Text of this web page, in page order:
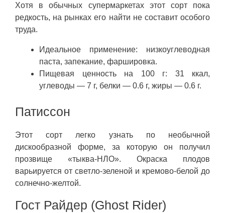
Хотя в обычных супермаркетах этот сорт пока
редкость, на рынках его найти не составит особого
труда.
Идеальное применение: низкоуглеводная
паста, запекание, фаршировка.
Пищевая ценность на 100 г: 31 ккал,
углеводы — 7 г, белки — 0.6 г, жиры — 0.6 г.
Патиссон
Этот сорт легко узнать по необычной
дискообразной форме, за которую он получил
прозвище «тыква-НЛО». Окраска плодов
варьируется от светло-зеленой и кремово-белой до
солнечно-желтой.
Гост Райдер (Ghost Rider)